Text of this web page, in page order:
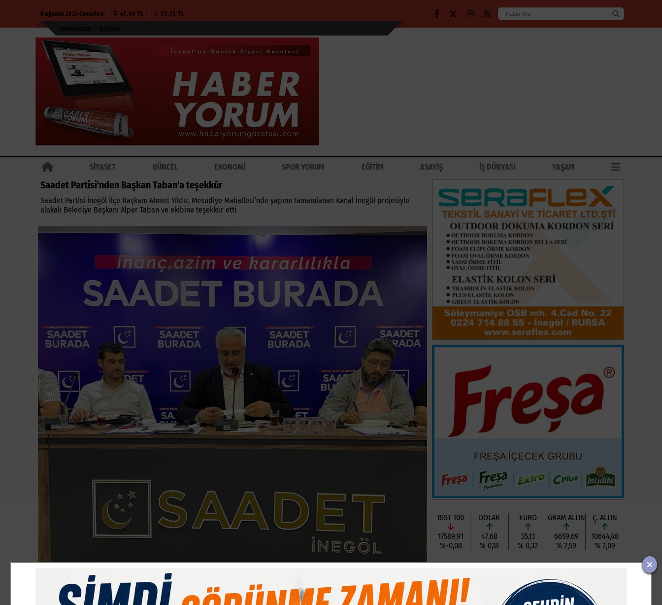
8 Ağustos 2026 Cumartesi 47,68 TL 55,13 TL
SİYASET GÜNCEL EKONOMİ SPOR YORUM EĞİTİM ASAYİŞ İŞ DÜNYASI YAŞAM
Saadet Partisi'nden Başkan Taban'a teşekkūr
Saadet Partisi İnegöl İlçe Başkanı Ahmet Yıldız, Mesudiye Mahallesi’nde yapımı tamamlanan Kanal İnegöl projesiyle
alakalı Belediye Başkanı Alper Taban ve ekibine teşekkür etti.
BIST 100
17589,91
%-0,08
DOLAR
47,68
% 0,18
EURO
55,13
% 0,32
GRAM ALTIN
6659,69
% 2,59
Ç. ALTIN
10644,48
% 2,09